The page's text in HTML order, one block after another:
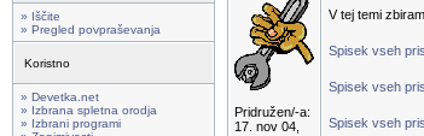
» Iščite
» Pregled povpraševanja
Koristno
» Devetka.net
» Izbrana spletna orodja
» Izbrani programi
Pridružen/-a:
17. nov 04,
V tej temi
Spisek vseh
Spisek vseh
Spisek vseh